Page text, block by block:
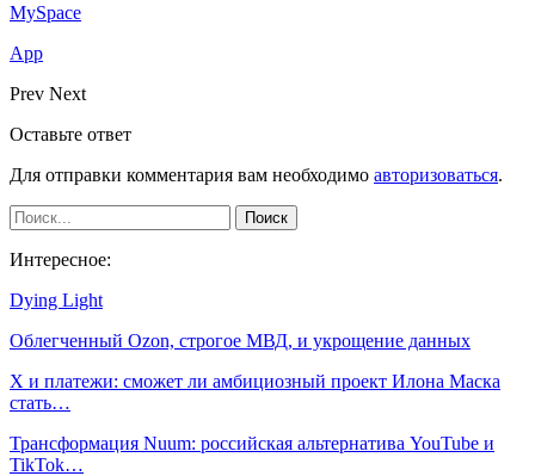
MySpace
App
Prev Next
Оставьте ответ
Для отправки комментария вам необходимо авторизоваться.
Интересное:
Dying Light
Облегченный Ozon, строгое МВД, и укрощение данных
X и платежи: сможет ли амбициозный проект Илона Маска
стать…
Трансформация Nuum: российская альтернатива YouTube и
TikTok…